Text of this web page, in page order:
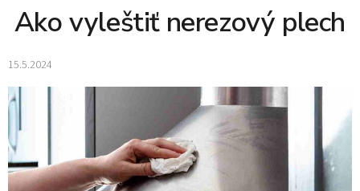
Ako vyleštiť nerezový plech
15.5.2024